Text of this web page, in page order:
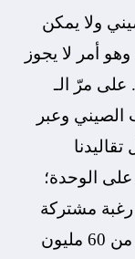
ولا يمكن
أمر لا يجوز
مرّ الـ
الصيني وعبر
الوحدة؛
مشتركة
لحوالي 1.4 مليار شخص صيني وأكثر من 60 مليون